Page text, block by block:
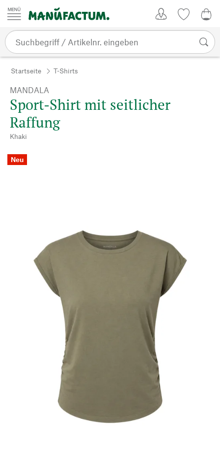
Zum Inhalt springen
Startseite T-Shirts
MANDALA
Sport-Shirt mit seitlicher
Raffung
Khaki
Neu